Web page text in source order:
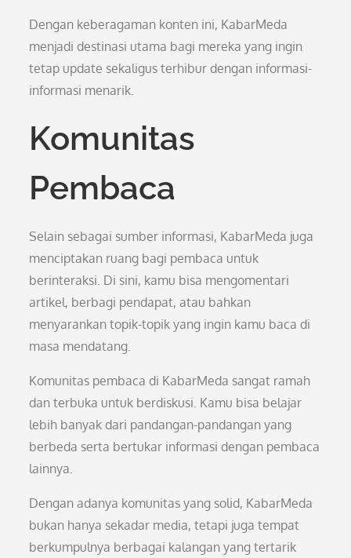
Dengan keberagaman konten ini, KabarMeda
menjadi destinasi utama bagi mereka yang ingin
tetap update sekaligus terhibur dengan informasi-
informasi menarik.
Komunitas
Pembaca
Selain sebagai sumber informasi, KabarMeda juga
menciptakan ruang bagi pembaca untuk
berinteraksi. Di sini, kamu bisa mengomentari
artikel, berbagi pendapat, atau bahkan
menyarankan topik-topik yang ingin kamu baca di
masa mendatang.
Komunitas pembaca di KabarMeda sangat ramah
dan terbuka untuk berdiskusi. Kamu bisa belajar
lebih banyak dari pandangan-pandangan yang
berbeda serta bertukar informasi dengan pembaca
lainnya.
Dengan adanya komunitas yang solid, KabarMeda
bukan hanya sekadar media, tetapi juga tempat
berkumpulnya berbagai kalangan yang tertarik